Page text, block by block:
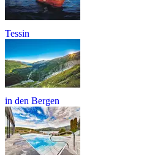
Tessin
in den Bergen